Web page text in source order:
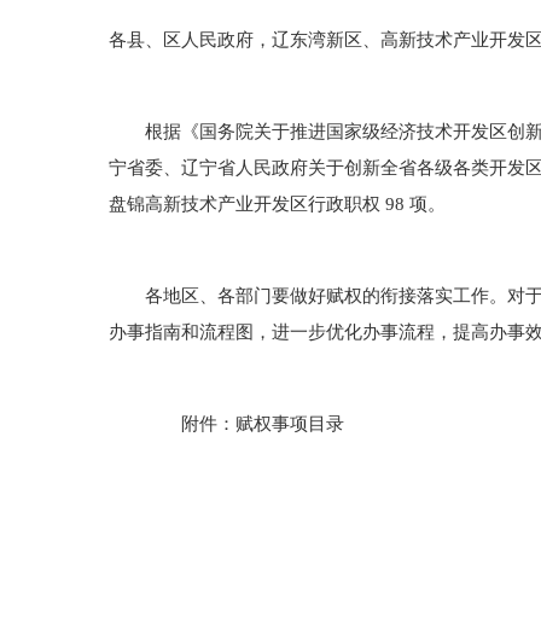
各县、区人民政府，辽东湾新区、高新技术产业开发
根据《国务院关于推进国家级经济技术开发区创新
宁省委、辽宁省人民政府关于创新全省各级各类开发
盘锦高新技术产业开发区行政职权 98 项。
各地区、各部门要做好赋权的衔接落实工作。对于
办事指南和流程图，进一步优化办事流程，提高办事
附件：赋权事项目录